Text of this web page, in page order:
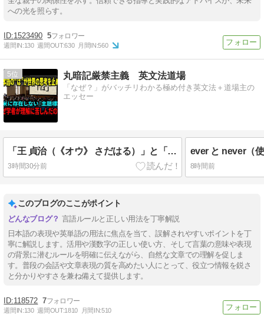
への光を照らす。
1523490 5
週間IN:130 週間OUT:630 月間IN:560
5 丸暗記厳禁主義 英文法道場
「なぜ？」がバッチリわかる極め付き英文法＋道場主の
エッセー
「王 貞治（《オウ》 さだはる）」と「大谷 翔平（《おお》たに ショウヘイ）」
3時間30分前
ever と never（
8時間前
このブログのここがポイント
言語ルールと正しい用法を丁寧解説
日本語の表現や英単語の用法に焦点を当て、誤解されやすいポイントを丁
寧に解説します。活用や漢数字の正しい使い方、そして言葉の意味や表現
の背景に潜むルールを明確に伝えながら、自然な文章での理解を促しま
す。普段の会話や文章表現の質を高めたい人にとって、役立つ情報を鋭さ
と分かりやすさを兼ね備えて提供します。
118572 7
週間IN:130 週間OUT:1810 月間IN:510